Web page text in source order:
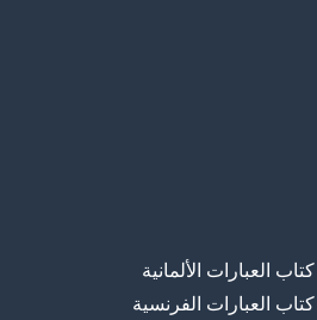
كتاب العبارات الألمانية
كتاب العبارات الفرنسية